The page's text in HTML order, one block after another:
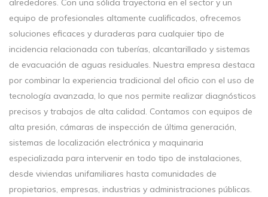
alrededores. Con una sólida trayectoria en el sector y un
equipo de profesionales altamente cualificados, ofrecemos
soluciones eficaces y duraderas para cualquier tipo de
incidencia relacionada con tuberías, alcantarillado y sistemas
de evacuación de aguas residuales. Nuestra empresa destaca
por combinar la experiencia tradicional del oficio con el uso de
tecnología avanzada, lo que nos permite realizar diagnósticos
precisos y trabajos de alta calidad. Contamos con equipos de
alta presión, cámaras de inspección de última generación,
sistemas de localización electrónica y maquinaria
especializada para intervenir en todo tipo de instalaciones,
desde viviendas unifamiliares hasta comunidades de
propietarios, empresas, industrias y administraciones públicas.